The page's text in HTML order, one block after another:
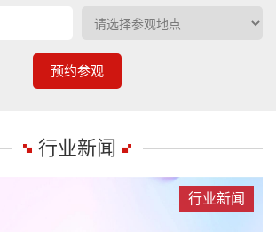
预约参观
行业新闻
行业新闻